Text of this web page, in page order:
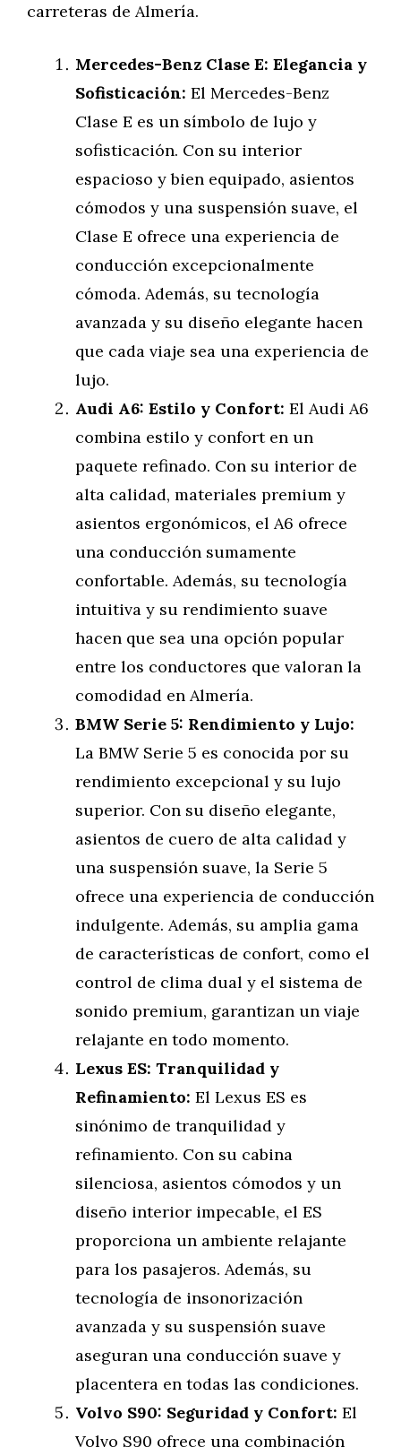
carreteras de Almería.
Mercedes-Benz Clase E: Elegancia y
Sofisticación: El Mercedes-Benz
Clase E es un símbolo de lujo y
sofisticación. Con su interior
espacioso y bien equipado, asientos
cómodos y una suspensión suave, el
Clase E ofrece una experiencia de
conducción excepcionalmente
cómoda. Además, su tecnología
avanzada y su diseño elegante hacen
que cada viaje sea una experiencia de
lujo.
Audi A6: Estilo y Confort: El Audi A6
combina estilo y confort en un
paquete refinado. Con su interior de
alta calidad, materiales premium y
asientos ergonómicos, el A6 ofrece
una conducción sumamente
confortable. Además, su tecnología
intuitiva y su rendimiento suave
hacen que sea una opción popular
entre los conductores que valoran la
comodidad en Almería.
BMW Serie 5: Rendimiento y Lujo:
La BMW Serie 5 es conocida por su
rendimiento excepcional y su lujo
superior. Con su diseño elegante,
asientos de cuero de alta calidad y
una suspensión suave, la Serie 5
ofrece una experiencia de conducción
indulgente. Además, su amplia gama
de características de confort, como el
control de clima dual y el sistema de
sonido premium, garantizan un viaje
relajante en todo momento.
Lexus ES: Tranquilidad y
Refinamiento: El Lexus ES es
sinónimo de tranquilidad y
refinamiento. Con su cabina
silenciosa, asientos cómodos y un
diseño interior impecable, el ES
proporciona un ambiente relajante
para los pasajeros. Además, su
tecnología de insonorización
avanzada y su suspensión suave
aseguran una conducción suave y
placentera en todas las condiciones.
Volvo S90: Seguridad y Confort: El
Volvo S90 ofrece una combinación